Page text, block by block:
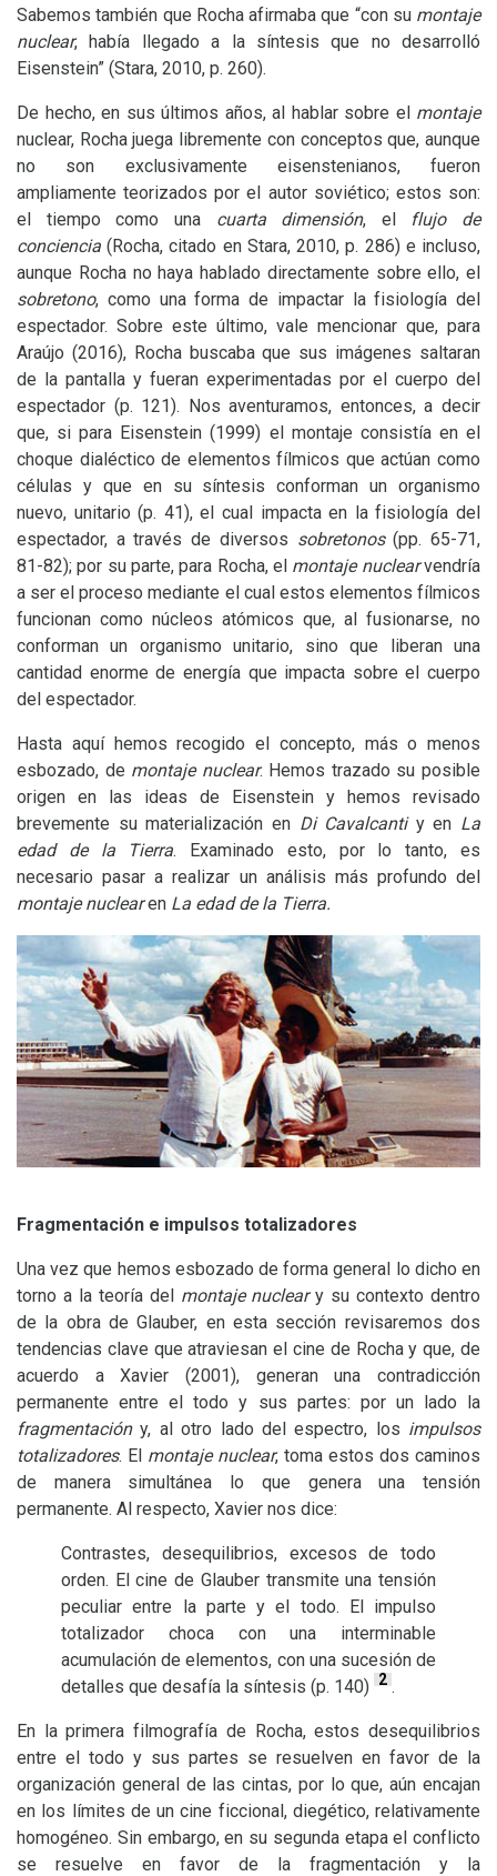
Sabemos también que Rocha afirmaba que “con su montaje
nuclear, había llegado a la síntesis que no desarrolló
Eisenstein” (Stara, 2010, p. 260).
De hecho, en sus últimos años, al hablar sobre el montaje
nuclear, Rocha juega libremente con conceptos que, aunque
no son exclusivamente eisenstenianos, fueron
ampliamente teorizados por el autor soviético; estos son:
el tiempo como una cuarta dimensión, el flujo de
conciencia (Rocha, citado en Stara, 2010, p. 286) e incluso,
aunque Rocha no haya hablado directamente sobre ello, el
sobretono, como una forma de impactar la fisiología del
espectador. Sobre este último, vale mencionar que, para
Araújo (2016), Rocha buscaba que sus imágenes saltaran
de la pantalla y fueran experimentadas por el cuerpo del
espectador (p. 121). Nos aventuramos, entonces, a decir
que, si para Eisenstein (1999) el montaje consistía en el
choque dialéctico de elementos fílmicos que actúan como
células y que en su síntesis conforman un organismo
nuevo, unitario (p. 41), el cual impacta en la fisiología del
espectador, a través de diversos sobretonos(pp. 65-71,
81-82); por su parte, para Rocha, el montaje nuclearvendría
a ser el proceso mediante el cual estos elementos fílmicos
funcionan como núcleos atómicos que, al fusionarse, no
conforman un organismo unitario, sino que liberan una
cantidad enorme de energía que impacta sobre el cuerpo
del espectador.
Hasta aquí hemos recogido el concepto, más o menos
esbozado, de montaje nuclear. Hemos trazado su posible
origen en las ideas de Eisenstein y hemos revisado
brevemente su materialización en Di Cavalcanti y en La
edad de la Tierra. Examinado esto, por lo tanto, es
necesario pasar a realizar un análisis más profundo del
montaje nuclearen La edad de la Tierra.
Fragmentación e impulsos totalizadores
Una vez que hemos esbozado de forma general lo dicho en
torno a la teoría del montaje nucleary su contexto dentro
de la obra de Glauber, en esta sección revisaremos dos
tendencias clave que atraviesan el cine de Rocha y que, de
acuerdo a Xavier (2001), generan una contradicción
permanente entre el todo y sus partes: por un lado la
fragmentacióny, al otro lado del espectro, los impulsos
totalizadores. El montaje nuclear, toma estos dos caminos
de manera simultánea lo que genera una tensión
permanente. Al respecto, Xavier nos dice:
Contrastes, desequilibrios, excesos de todo
orden. El cine de Glauber transmite una tensión
peculiar entre la parte y el todo. El impulso
totalizador choca con una interminable
acumulación de elementos, con una sucesión de
detalles que desafía la síntesis (p. 140) 2 .
En la primera filmografía de Rocha, estos desequilibrios
entre el todo y sus partes se resuelven en favor de la
organización general de las cintas, por lo que, aún encajan
en los límites de un cine ficcional, diegético, relativamente
homogéneo. Sin embargo, en su segunda etapa el conflicto
se resuelve en favor de la fragmentación y la